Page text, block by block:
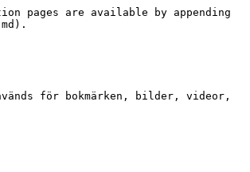
pages are available by appending
för bokmärken, bilder, videor,